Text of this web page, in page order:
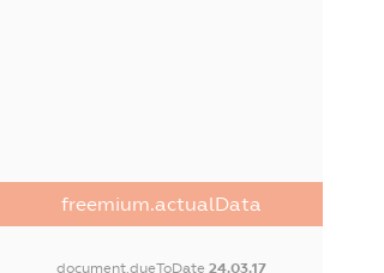
freemium.actualData
document.dueToDate 24.03.17